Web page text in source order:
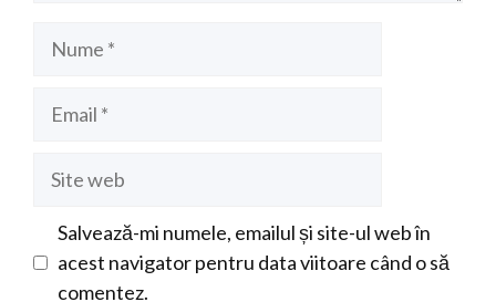
Salvează-mi numele, emailul și site-ul web în
acest navigator pentru data viitoare când o să
comentez.